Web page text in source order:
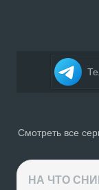
Смотреть все
НА ЧТО